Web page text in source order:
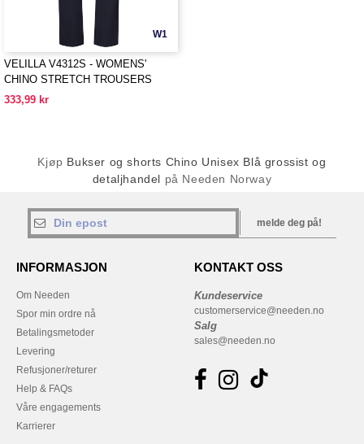
W1
VELILLA V4312S - WOMENS'
CHINO STRETCH TROUSERS
333,99 kr
Kjøp Bukser og shorts Chino Unisex Blå grossist og
detaljhandel på Needen Norway
melde deg på!
INFORMASJON
Om Needen
Spor min ordre nå
Betalingsmetoder
Levering
Refusjoner/returer
Help & FAQs
Våre engagements
Karrierer
KONTAKT OSS
Kundeservice
customerservice@needen.no
Salg
sales@needen.no